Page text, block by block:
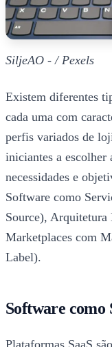
SiljeAO - / Pexels
Existem diferentes
cada uma com
perfis variados de
iniciantes a escolher
necessidades e
Software como
Source), Arquitetura
Marketplaces com
Label).
Software como